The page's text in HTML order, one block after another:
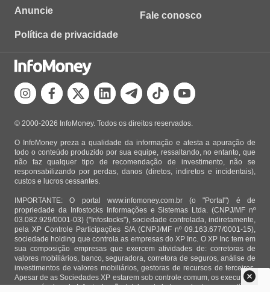
Anuncie
Política de privacidade
Fale conosco
© 2000-2026 InfoMoney. Todos os direitos reservados.
O InfoMoney preza a qualidade da informação e atesta a apuração de
todo o conteúdo produzido por sua equipe, ressaltando, no entanto, que
não faz qualquer tipo de recomendação de investimento, não se
responsabilizando por perdas, danos (diretos, indiretos e incidentais),
custos e lucros cessantes.
IMPORTANTE: O portal www.infomoney.com.br (o "Portal") é de
propriedade da Infostocks Informações e Sistemas Ltda. (CNPJ/MF nº
03.082.929/0001-03) ("Infostocks"), sociedade controlada, indiretamente,
pela XP Controle Participações S/A (CNPJ/MF nº 09.163.677/0001-15),
sociedade holding que controla as empresas do XP Inc. O XP Inc tem em
sua composição empresas que exercem atividades de: corretoras de
valores mobiliários, banco, seguradora, corretora de seguros, análise de
investimentos de valores mobiliários, gestoras de recursos de terceiros.
Apesar de as Sociedades XP estarem sob controle comum, os executivos
responsáveis pela Infostocks são totalmente independentes e as notícias,